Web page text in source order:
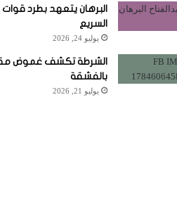
البرهان يتعهد بطرد قوات
السريع
يوليو 24, 2026
الشرطة تكشف غموض
بالفشقة
يوليو 21, 2026